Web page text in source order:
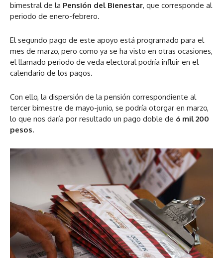
bimestral de la Pensión del Bienestar, que corresponde al
periodo de enero-febrero.
El segundo pago de este apoyo está programado para el
mes de marzo, pero como ya se ha visto en otras ocasiones,
el llamado periodo de veda electoral podría influir en el
calendario de los pagos.
Con ello, la dispersión de la pensión correspondiente al
tercer bimestre de mayo-junio, se podría otorgar en marzo,
lo que nos daría por resultado un pago doble de 6 mil 200
pesos.